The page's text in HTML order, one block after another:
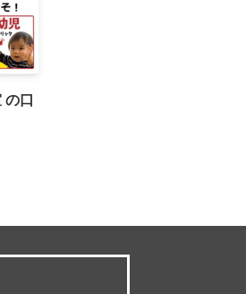
の口